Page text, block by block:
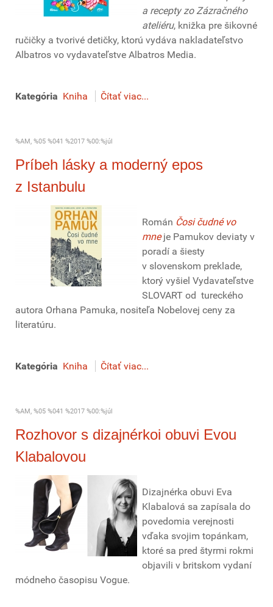
a recepty zo Zázračného
ateliéru, knižka pre šikovné
ručičky a tvorivé detičky, ktorú vydáva nakladateľstvo
Albatros vo vydavateľstve Albatros Media.
Kategória Kniha Čítať viac...
%AM, %05 %041 %2017 %00:%júl
Príbeh lásky a moderný epos
z Istanbulu
Román Čosi čudné vo
mneje Pamukov deviaty v
poradí a šiesty
v slovenskom preklade,
ktorý vyšiel Vydavateľstve
SLOVART od tureckého
autora Orhana Pamuka, nositeľa Nobelovej ceny za
literatúru.
Kategória Kniha Čítať viac...
%AM, %05 %041 %2017 %00:%júl
Rozhovor s dizajnérkoi obuvi Evou
Klabalovou
Dizajnérka obuvi Eva
Klabalová sa zapísala do
povedomia verejnosti
vďaka svojim topánkam,
ktoré sa pred štyrmi rokmi
objavili v britskom vydaní
módneho časopisu Vogue.